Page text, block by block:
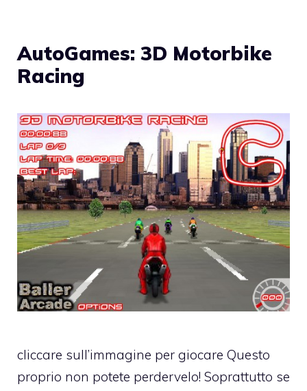
AutoGames: 3D Motorbike
Racing
cliccare sull’immagine per giocare Questo
proprio non potete perdervelo! Soprattutto se